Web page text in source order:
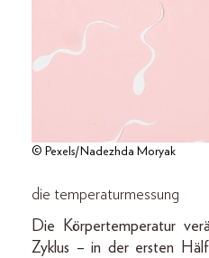
© Pexels/Nadezhda Moryak
die temperaturmessung
Die Körpertemperatur
Zyklus – in der ersten